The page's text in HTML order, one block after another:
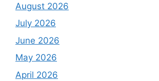
August 2026
July 2026
June 2026
May 2026
April 2026